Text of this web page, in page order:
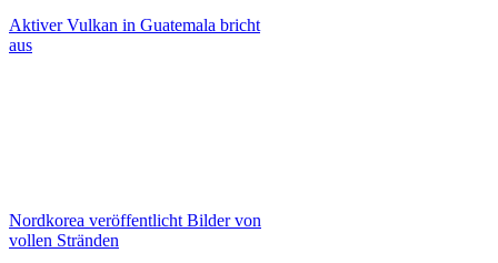
Aktiver Vulkan in Guatemala bricht
aus
Nordkorea veröffentlicht Bilder von
vollen Stränden